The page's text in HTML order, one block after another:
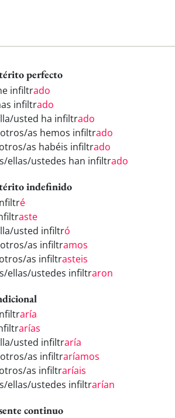
perfecto
infiltrado
infiltrado
usted ha infiltrado
as hemos infiltrado
as habéis infiltrado
ellas/ustedes han infiltrado
indefinido
é
aste
usted infiltró
as infiltramos
as infiltrasteis
ellas/ustedes infiltraron
aría
arías
usted infiltraría
as infiltraríamos
as infiltraríais
ellas/ustedes infiltrarían
continuo